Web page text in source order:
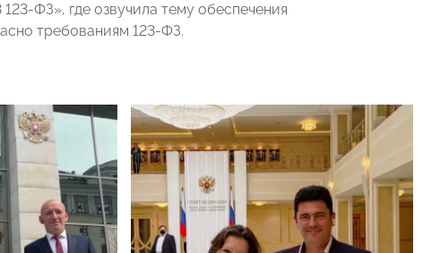
ФЗ», где озвучила тему обеспечения
требованиям 123-ФЗ.